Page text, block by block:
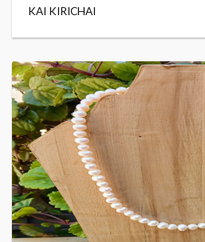
KAI KIRICHAI